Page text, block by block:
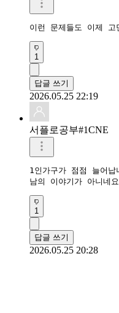
이런 문제들도 이제 고
1
답글 쓰기
2026.05.25 22:19
서플로공부#1CNE
1인가구가 점점 늘어납
남의 이야기가 아니네
1
답글 쓰기
2026.05.25 20:28